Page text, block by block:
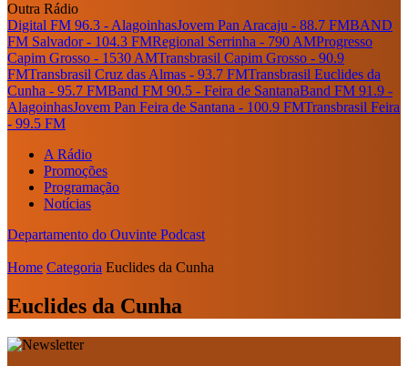
Outra Rádio
Digital FM 96.3 - AlagoinhasJovem Pan Aracaju - 88.7 FMBAND
FM Salvador - 104.3 FMRegional Serrinha - 790 AMProgresso
Capim Grosso - 1530 AMTransbrasil Capim Grosso - 90.9
FMTransbrasil Cruz das Almas - 93.7 FMTransbrasil Euclides da
Cunha - 95.7 FMBand FM 90.5 - Feira de SantanaBand FM 91.9 -
AlagoinhasJovem Pan Feira de Santana - 100.9 FMTransbrasil Feira
- 99.5 FM
A Rádio
Promoções
Programação
Notícias
Departamento do Ouvinte Podcast
Home Categoria Euclides da Cunha
Euclides da Cunha